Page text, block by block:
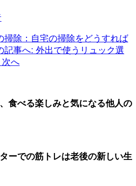
掃除：自宅の掃除をどうすれば
記事へ: 外出で使うリュック選
次へ
食べる楽しみと気になる他人の
ーでの筋トレは老後の新しい生